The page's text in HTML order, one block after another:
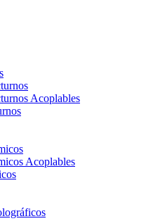
Acoplables
Acoplables